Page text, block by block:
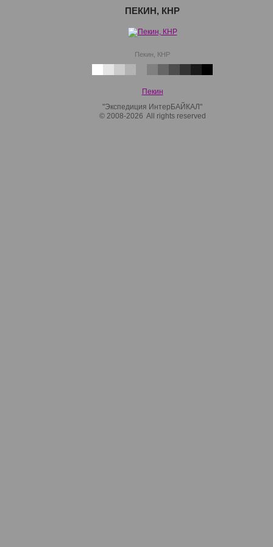
ПЕКИН, КНР
Пекин, КНР
Пекин
"Экспедиция ИнтерБАЙКАЛ"
© 2008-2026 All rights reserved